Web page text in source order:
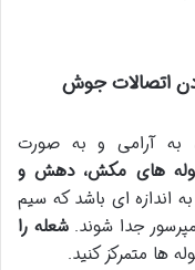
دادن اتصالات جوش
به آرامی و به صورت
های مکش، دهش و
اندازه ای باشد که سیم
جدا شوند.شعله را
ها متمرکز کنید.